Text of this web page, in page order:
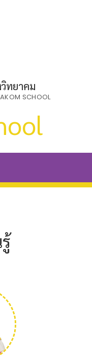
วิทยาคม
SCHOOL